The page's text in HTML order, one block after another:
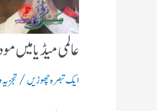
عالمی میڈیا میں
ایک تبصرہ چھوڑیں/تجزیہ